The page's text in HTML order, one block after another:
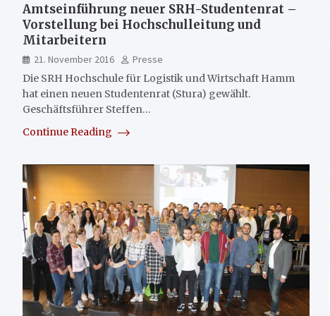
Amtseinführung neuer SRH-Studentenrat –
Vorstellung bei Hochschulleitung und
Mitarbeitern
21. November 2016
Presse
Die SRH Hochschule für Logistik und Wirtschaft Hamm
hat einen neuen Studentenrat (Stura) gewählt.
Geschäftsführer Steffen…
Continue Reading